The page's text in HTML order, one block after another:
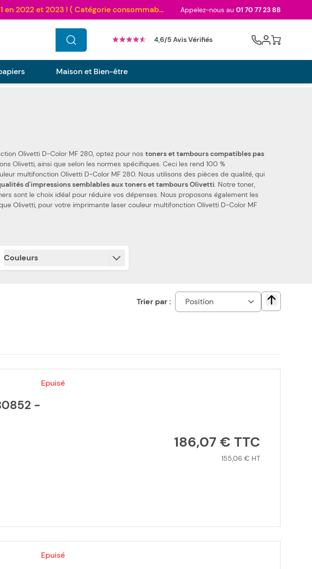
Au palmarès des meilleurs sites en 2024 et sacré n°1 en 2022 et 2023 ! ( Catégorie consommables) Appelez-nous au 01 70 77 23 88
4,6/5 Avis Vérifiés Cart
Maison et Bien-être
Olivetti D-Color MF 280, optez pour nos toners et tambours compatibles pas
D-Color MF 280. Nous utilisons des pièces de qualité, qui
d'impressions semblables aux toners et tambours Olivetti. Notre toner,
sont le choix idéal pour réduire vos dépenses. Nous proposons également les
Olivetti, pour votre imprimante laser couleur multifonction Olivetti D-Color MF
Couleurs
filter
Trier par : Change
Epuisé
-
186,07 €
155,06 €
Epuisé